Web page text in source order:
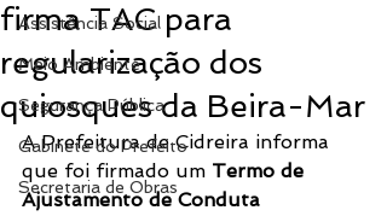
Assistência Social
Meio Ambiente
Segurança Pública
Gabinete do Prefeito
Secretaria de Obras
firma TAC para
regularização dos
quiosques da Beira-Mar
A Prefeitura de Cidreira informa
que foi firmado um Termo de
Ajustamento de Conduta